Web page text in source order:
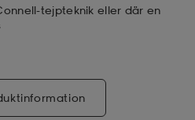
tejpteknik eller där en